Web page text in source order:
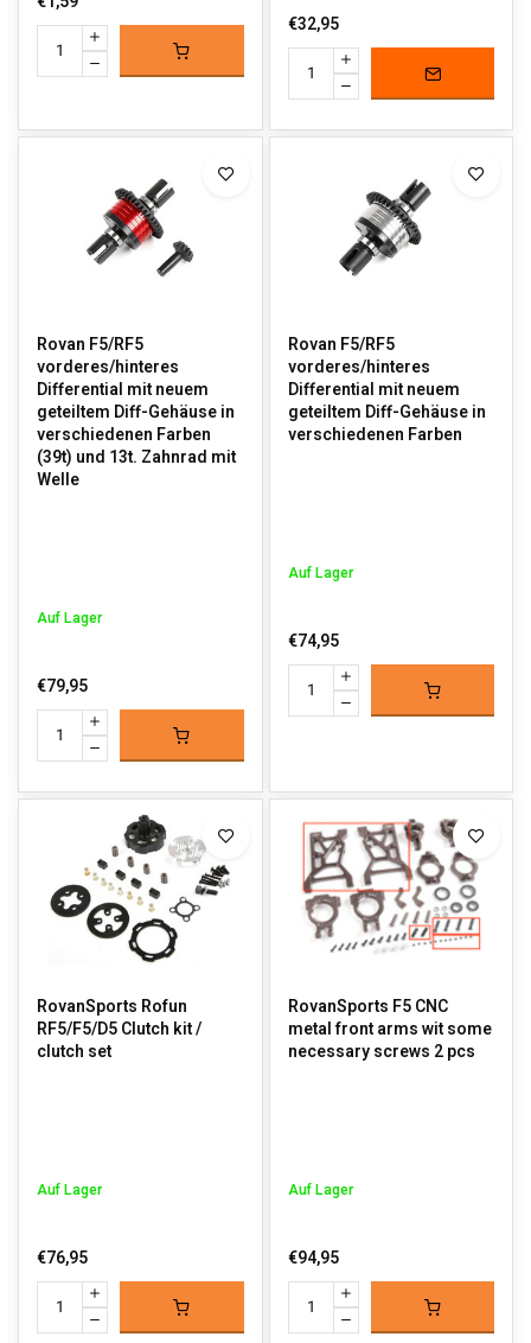
€32,95
Rovan F5/RF5
vorderes/hinteres
Differential mit neuem
geteiltem Diff-Gehäuse in
verschiedenen Farben
(39t) und 13t. Zahnrad mit
Welle
Auf Lager
€79,95
Rovan F5/RF5
vorderes/hinteres
Differential mit neuem
geteiltem Diff-Gehäuse in
verschiedenen Farben
Auf Lager
€74,95
RovanSports Rofun
RF5/F5/D5 Clutch kit /
clutch set
Auf Lager
€76,95
RovanSports F5 CNC
metal front arms wit some
necessary screws 2 pcs
Auf Lager
€94,95